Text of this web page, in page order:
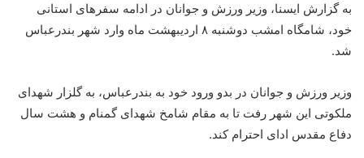
به گزارش ایسنا، وزیر ورزش و جوانان در ادامه سفرهای استانی
خود، شامگاه امشب دوشنبه ۸ اردیبهشت ماه وارد شهر بندرعباس
شد.
وزیر ورزش و جوانان در بدو ورود خود به بندرعباس، به گلزار شهدای
ملکوتی این شهر رفت تا به مقام شامخ شهدای گمنام و هشت سال
دفاع مقدس ادای احترام کند.